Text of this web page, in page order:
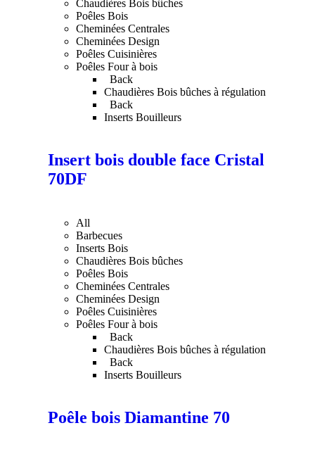
Chaudières Bois bûches
Poêles Bois
Cheminées Centrales
Cheminées Design
Poêles Cuisinières
Poêles Four à bois
Back
Chaudières Bois bûches à régulation
Back
Inserts Bouilleurs
Insert bois double face Cristal
70DF
All
Barbecues
Inserts Bois
Chaudières Bois bûches
Poêles Bois
Cheminées Centrales
Cheminées Design
Poêles Cuisinières
Poêles Four à bois
Back
Chaudières Bois bûches à régulation
Back
Inserts Bouilleurs
Poêle bois Diamantine 70